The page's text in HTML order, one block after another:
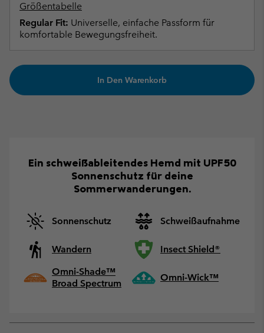
Größentabelle
Regular Fit: Universelle, einfache Passform für
komfortable Bewegungsfreiheit.
In Den Warenkorb
Ein schweißableitendes Hemd mit UPF50
Sonnenschutz für deine
Sommerwanderungen.
Sonnenschutz Schweißaufnahme
Wandern
Insect Shield®
Omni-Shade™
Broad Spectrum
Omni-Wick™